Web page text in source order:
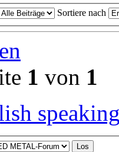
Sortiere nach
1 von 1